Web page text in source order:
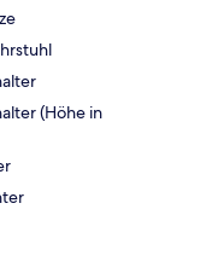
(Höhe in